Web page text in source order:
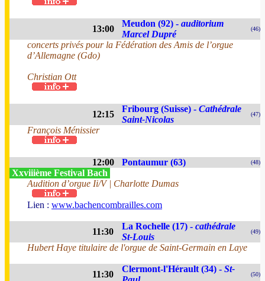
13:00
Meudon (92) - auditorium
Marcel Dupré
(46)
concerts privés pour la Fédération des Amis de l’orgue
d’Allemagne (Gdo)
Christian Ott
12:15
Fribourg (Suisse) - Cathédrale
Saint-Nicolas
(47)
François Ménissier
12:00 Pontaumur (63) (48)
Xxviiième Festival Bach
Audition d’orgue Ii/V | Charlotte Dumas
Lien : www.bachencombrailles.com
11:30
La Rochelle (17) - cathédrale
St-Louis
(49)
Hubert Haye titulaire de l'orgue de Saint-Germain en Laye
11:30
Clermont-l'Hérault (34) - St-
(50)